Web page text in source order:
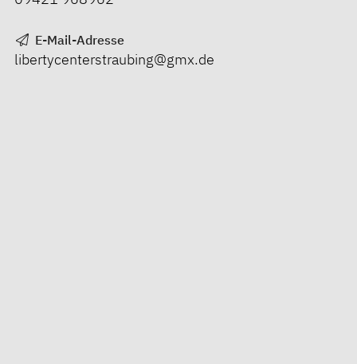
E-Mail-Adresse
libertycenterstraubing@gmx.de